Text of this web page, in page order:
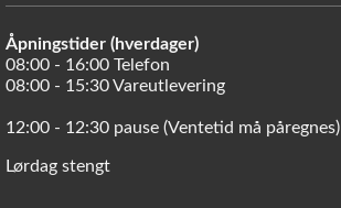
Åpningstider (hverdager)
08:00 - 16:00 Telefon
08:00 - 15:30 Vareutlevering
12:00 - 12:30 pause (Ventetid må påregnes)
Lørdag stengt